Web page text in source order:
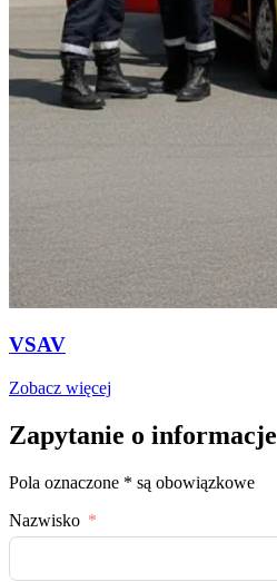
VSAV
Zobacz więcej
Zapytanie o informacje
Pola oznaczone * są obowiązkowe
Nazwisko